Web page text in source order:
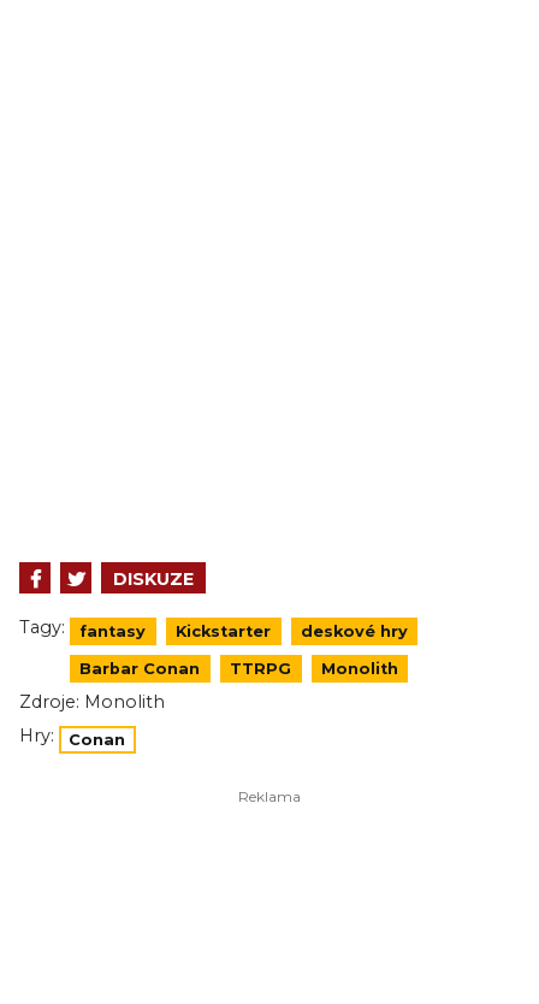
DISKUZE
Tagy: fantasy Kickstarter deskové hry
Barbar Conan TTRPG Monolith
Zdroje: Monolith
Hry:
Conan